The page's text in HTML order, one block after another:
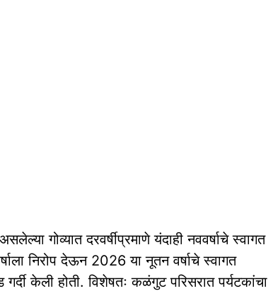
गोव्यात दरवर्षीप्रमाणे यंदाही नववर्षाचे स्वागत
निरोप देऊन 2026 या नूतन वर्षाचे स्वागत
केली होती. विशेषतः कळंगुट परिसरात पर्यटकांचा